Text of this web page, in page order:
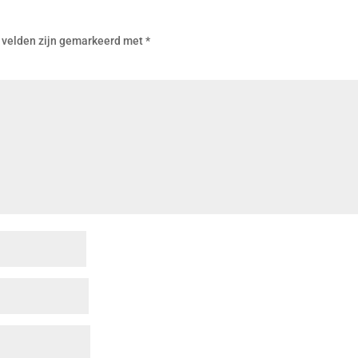
zijn gemarkeerd met*